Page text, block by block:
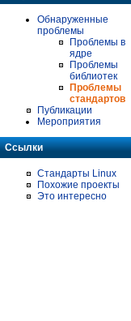
Обнаруженные
проблемы
Проблемы в
ядре
Проблемы
библиотек
Проблемы
стандартов
Публикации
Мероприятия
Ссылки
Стандарты Linux
Похожие проекты
Это интересно